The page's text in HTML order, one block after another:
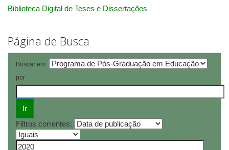
Biblioteca Digital de Teses e Dissertações
Página de Busca
Buscar em:
por
Filtros correntes: